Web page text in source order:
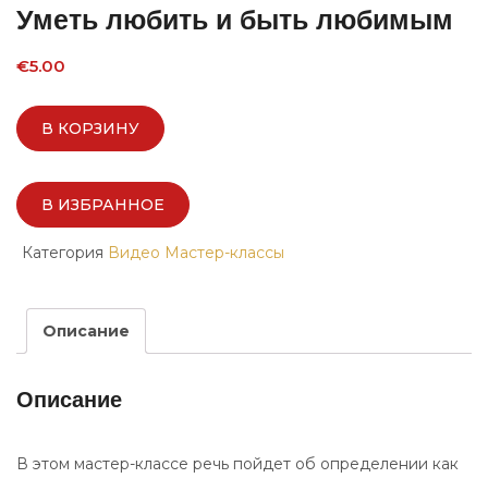
Уметь любить и быть любимым
€5.00
В КОРЗИНУ
В ИЗБРАННОЕ
Категория Видео Мастер-классы
Описание
Описание
В этом мастер-классе речь пойдет об определении как